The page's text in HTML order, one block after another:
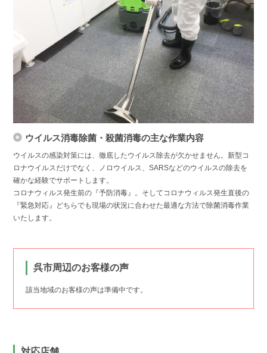
ウイルス消毒除菌・殺菌消毒の主な作業内容
ウイルスの感染対策には、徹底したウイルス除去が欠かせません。新型コ
ロナウイルスだけでなく、ノロウイルス、SARSなどのウイルスの除去を
確かな経験でサポートします。
コロナウィルス発生前の『予防消毒』。そしてコロナウィルス発生直後の
『緊急対応』どちらでも現場の状況に合わせた最適な方法で除菌消毒作業
いたします。
呉市周辺のお客様の声
該当地域のお客様の声は準備中です。